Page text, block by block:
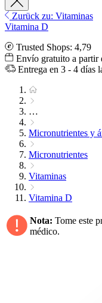
Zurück zu: Vitaminas
Vitamina D
Trusted Shops: 4,79
Envío gratuito a partir
Entrega en 3 - 4 días
…
Micronutrientes y
Micronutrientes
Vitaminas
Vitamina D
Nota: Tome este
médico.